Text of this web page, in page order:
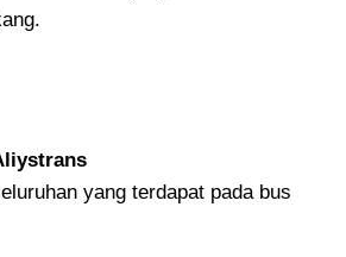
yang terdapat pada bus